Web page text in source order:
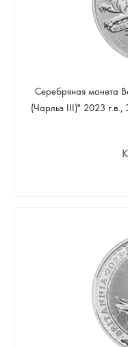
Серебряная монета
(Чарльз III)" 2023 г.в.,